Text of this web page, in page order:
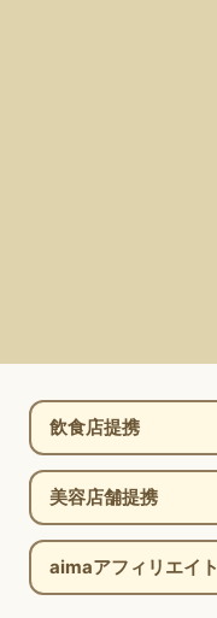
飲食店提携
美容店舗提携
aimaアフィリエイト